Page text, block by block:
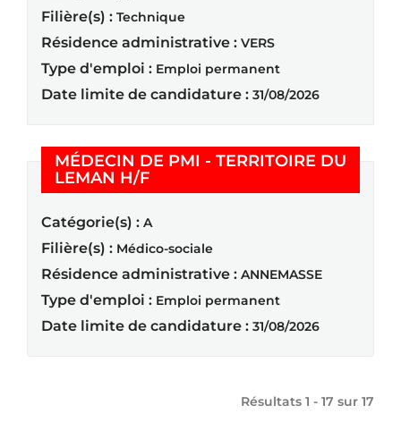
Filière(s) : Technique
Résidence administrative : VERS
Type d'emploi : Emploi permanent
Date limite de candidature : 31/08/2026
MÉDECIN DE PMI - TERRITOIRE DU
LEMAN H/F(Nouvelle fenêtre)
Catégorie(s) : A
Filière(s) : Médico-sociale
Résidence administrative : ANNEMASSE
Type d'emploi : Emploi permanent
Date limite de candidature : 31/08/2026
Résultats 1 - 17 sur 17